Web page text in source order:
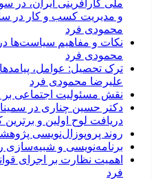
ملی کارآفرینی ایران، در
و مدیریت کسب و کار در
محمودی فرد
نکات و مفاهیم سیاست‌ها
محمودی فرد
ترک تحصیل: عوامل،
علیرضا محمودی فرد
نقش مسئولیت اجتماعی بر
دکتر حسین چناری در
دریافت لوح اولین و
روند پروپوزال‌نویسی
برنامه‌نویسی و شبیه‌سازی
اهمیت نظارت بر اجرای
فرد